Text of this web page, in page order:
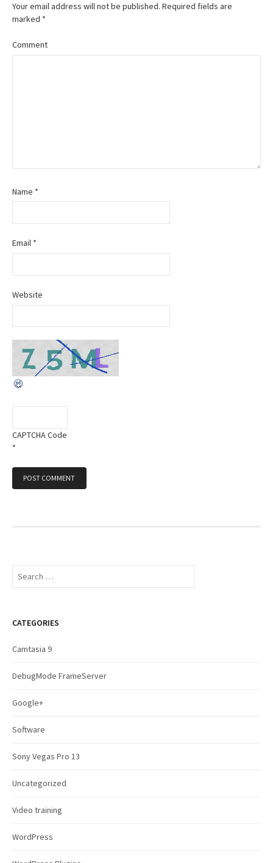
t
a
i
o
n
Your email address will not be published. Required fields are
marked *
Comment
Name *
Email *
Website
CAPTCHA Code
*
S
c
f
CATEGORIES
Camtasia 9
DebugMode FrameServer
Google+
Software
Sony Vegas Pro 13
Uncategorized
Video training
WordPress